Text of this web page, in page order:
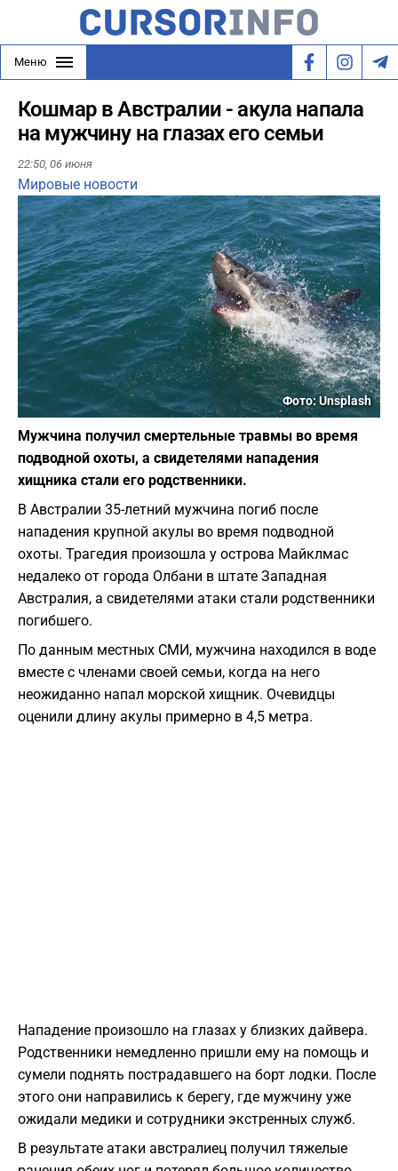
Меню
Кошмар в Австралии - акула напала
на мужчину на глазах его семьи
22:50, 06 июня
Мировые новости
Фото: Unsplash
Мужчина получил смертельные травмы во время
подводной охоты, а свидетелями нападения
хищника стали его родственники.
В Австралии 35-летний мужчина погиб после
нападения крупной акулы во время подводной
охоты. Трагедия произошла у острова Майклмас
недалеко от города Олбани в штате Западная
Австралия, а свидетелями атаки стали родственники
погибшего.
По данным местных СМИ, мужчина находился в воде
вместе с членами своей семьи, когда на него
неожиданно напал морской хищник. Очевидцы
оценили длину акулы примерно в 4,5 метра.
Нападение произошло на глазах у близких дайвера.
Родственники немедленно пришли ему на помощь и
сумели поднять пострадавшего на борт лодки. После
этого они направились к берегу, где мужчину уже
ожидали медики и сотрудники экстренных служб.
В результате атаки австралиец получил тяжелые